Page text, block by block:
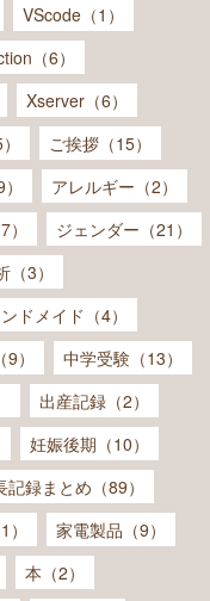
VScode（1）
（6）
Xserver（6）
ご挨拶（15）
アレルギー（2）
ジェンダー（21）
3）
ドメイド（4）
）
中学受験（13）
出産記録（2）
妊娠後期（10）
録まとめ（89）
家電製品（9）
本（2）